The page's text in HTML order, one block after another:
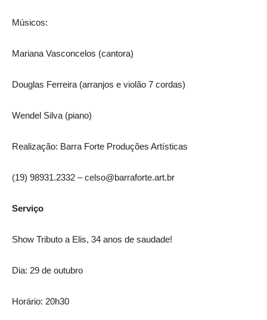
Músicos:
Mariana Vasconcelos (cantora)
Douglas Ferreira (arranjos e violão 7 cordas)
Wendel Silva (piano)
Realização: Barra Forte Produções Artísticas
(19) 98931.2332 – celso@barraforte.art.br
Serviço
Show Tributo a Elis, 34 anos de saudade!
Dia: 29 de outubro
Horário: 20h30